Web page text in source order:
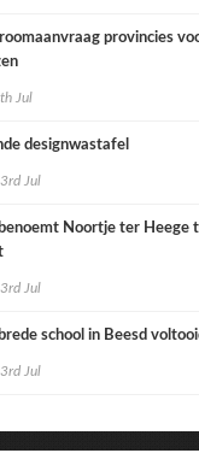
provincies
Jul
designwastafel
Jul
Noortje ter Heege
Jul
school in Beesd
Jul